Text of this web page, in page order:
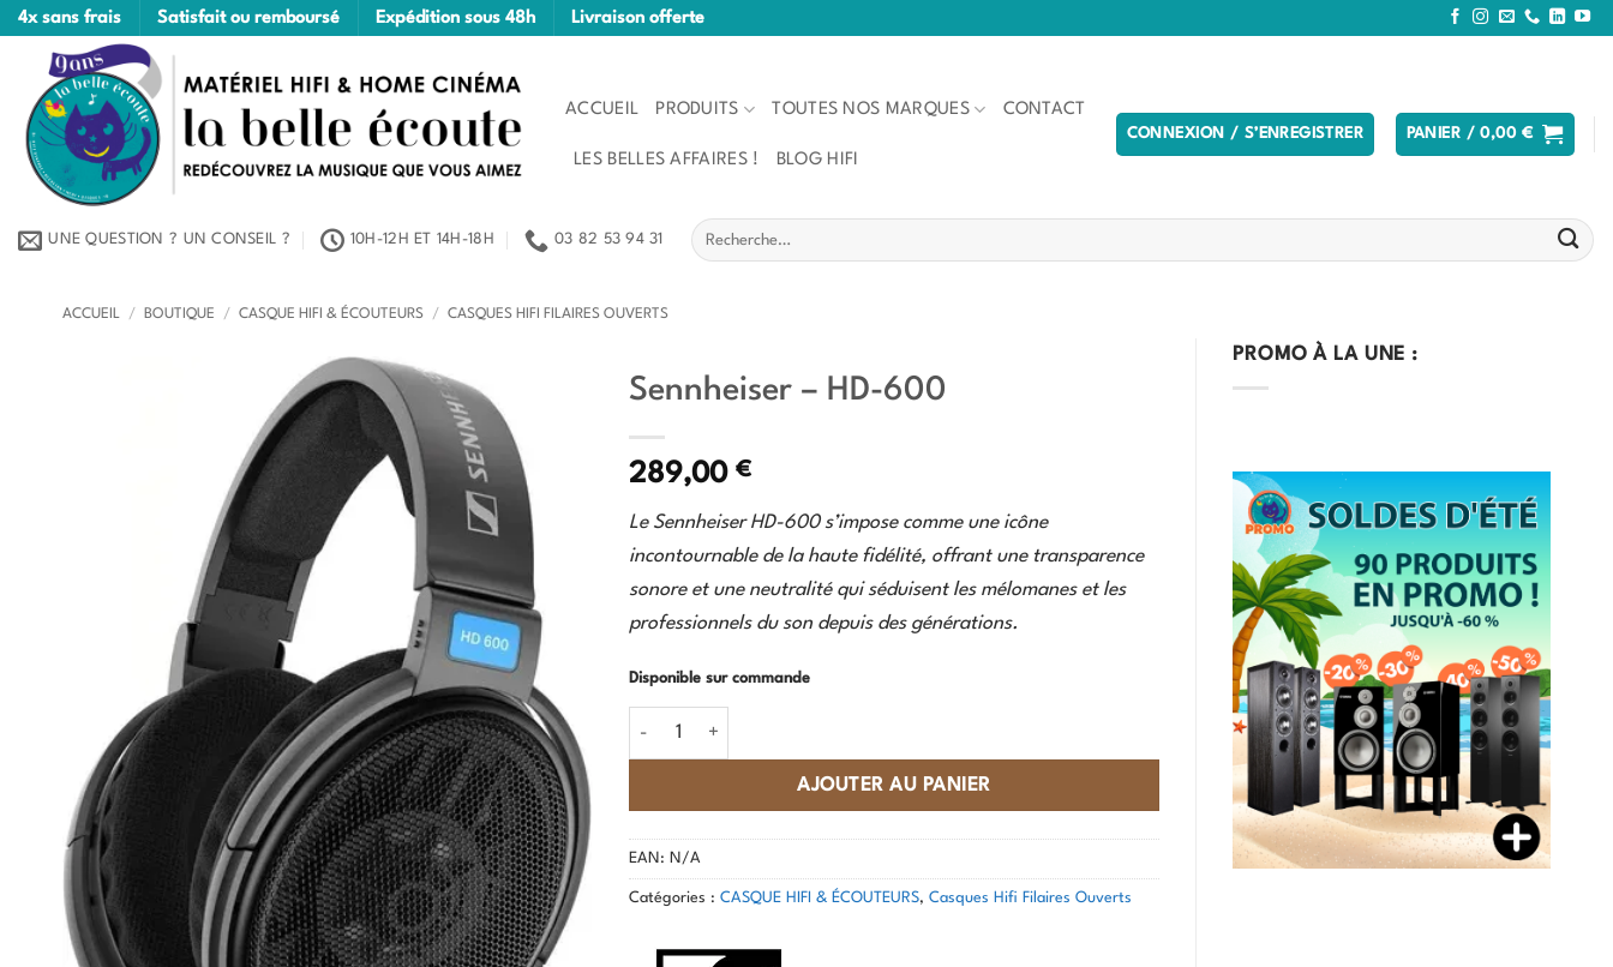
Passer
contenu
4x sans frais Satisfait ou remboursé Expédition sous 48h Livraison offerte
ACCUEIL PRODUITS TOUTES NOS MARQUES CONTACT
LES BELLES AFFAIRES ! BLOG HIFI
CONNEXION / S’ENREGISTRER PANIER /0,00 €
UNE QUESTION ? UN CONSEIL ? 10H-12H ET 14H-18H 03 82 53 94 31
Recherche
pour :
ACCUEIL / BOUTIQUE / CASQUE HIFI & ÉCOUTEURS / CASQUES HIFI FILAIRES OUVERTS
PROMO À LA UNE :
Sennheiser – HD-600
289,00 €
Le Sennheiser HD-600 s’impose comme une icône
incontournable de la haute fidélité, offrant une transparence
sonore et une neutralité qui séduisent les mélomanes et les
professionnels du son depuis des générations.
Disponible sur commande
quantité de Sennheiser - HD-600
AJOUTER AU PANIER
EAN: N/A
Catégories : CASQUE HIFI & ÉCOUTEURS, Casques Hifi Filaires Ouverts